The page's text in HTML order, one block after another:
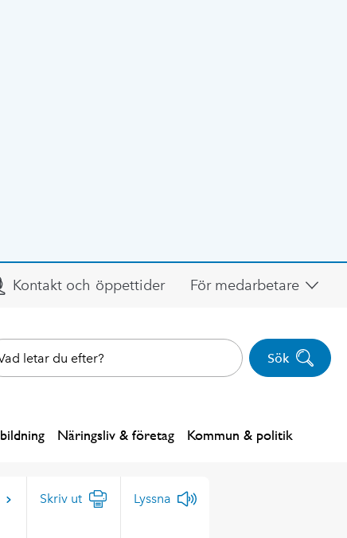
Kontakt och öppettider För medarbetare
Sök
Näringsliv & företag Kommun & politik
Skriv ut Lyssna